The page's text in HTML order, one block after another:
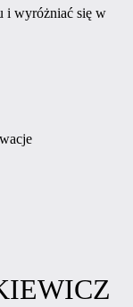
i wyróżniać się w